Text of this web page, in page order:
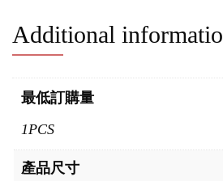
Additional
最低訂購量
1PCS
產品尺寸